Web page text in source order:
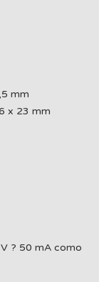
mm
x 23 mm
? 50 mA como